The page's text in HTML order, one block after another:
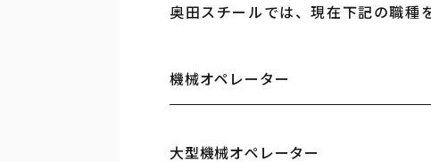
奥田スチールでは、現在下記の職種
機械オペレーター
大型機械オペレーター